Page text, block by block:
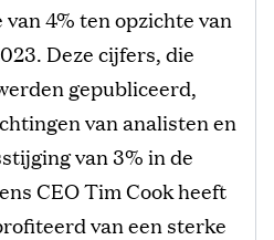
4% ten opzichte van
Deze cijfers, die
gepubliceerd,
van analisten en
van 3% in de
CEO Tim Cook heeft
van een sterke